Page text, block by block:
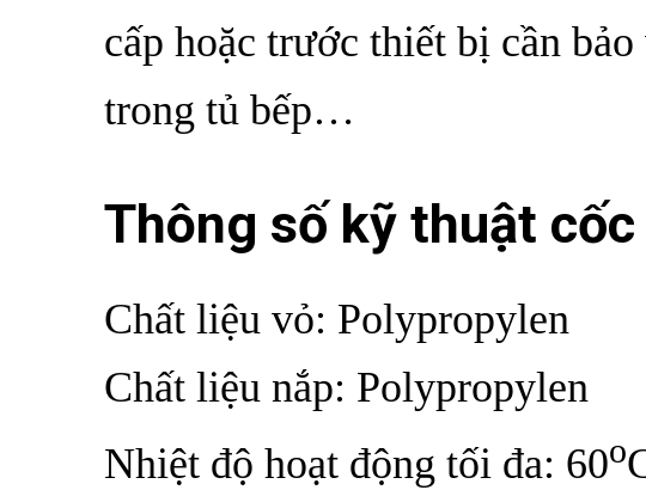
cấp hoặc trước thiết bị cần
trong tủ bếp…
Thông số kỹ thuật
Chất liệu vỏ: Polypropylen
Chất liệu nắp: Polypropylen
Nhiệt độ hoạt động tối đa: 60o